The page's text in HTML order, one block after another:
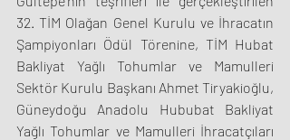
32. TİM Olağan Genel Kurulu ve İhracatın
Şampiyonları Ödül Törenine, TİM Hubat
Bakliyat Yağlı Tohumlar ve Mamulleri
Sektör Kurulu Başkanı Ahmet Tiryakioğlu,
Güneydoğu Anadolu Hububat Bakliyat
Yağlı Tohumlar ve Mamulleri İhracatçıları